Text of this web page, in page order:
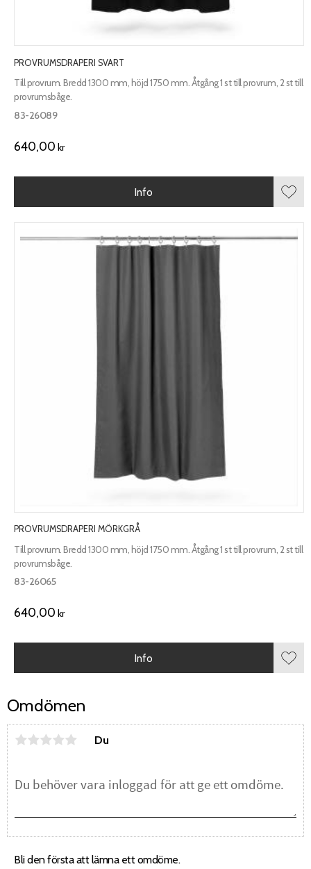
Omdömen
Du
Bli den första att lämna ett omdöme.
PROVRUMSDRAPERI SVART
Till provrum. Bredd 1300 mm, höjd 1750 mm. Åtgång 1 st till provrum, 2 st till
provrumsbåge.
83-26089
640,00 kr
Info
PROVRUMSDRAPERI MÖRKGRÅ
Till provrum. Bredd 1300 mm, höjd 1750 mm. Åtgång 1 st till provrum, 2 st till
provrumsbåge.
83-26065
640,00 kr
Info